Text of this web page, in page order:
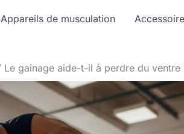
Appareils de musculation
Le gainage aide-t-il à perdre du ventre